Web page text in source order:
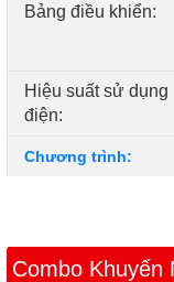
Bảng điều khiển:
Hiệu suất sử dụng
điện:
Chương trình:
Combo Khuyến